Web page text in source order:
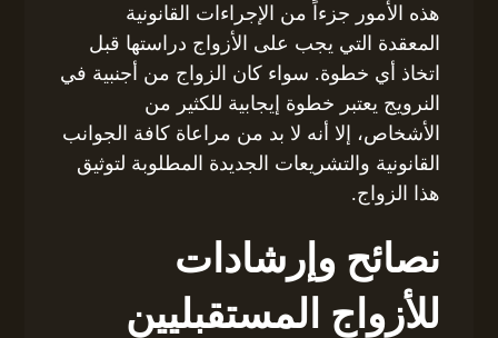
هذه الأمور جزءاً من الإجراءات القانونية
المعقدة التي يجب على الأزواج دراستها قبل
اتخاذ أي خطوة. سواء كان الزواج من أجنبية في
النرويج يعتبر خطوة إيجابية للكثير من
الأشخاص، إلا أنه لا بد من مراعاة كافة الجوانب
القانونية والتشريعات الجديدة المطلوبة لتوثيق
هذا الزواج.
نصائح وإرشادات
للأزواج المستقبليين